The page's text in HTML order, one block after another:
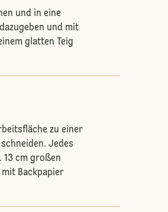
und in eine
und mit
glatten Teig
zu einer
Jedes
13 cm großen
Backpapier